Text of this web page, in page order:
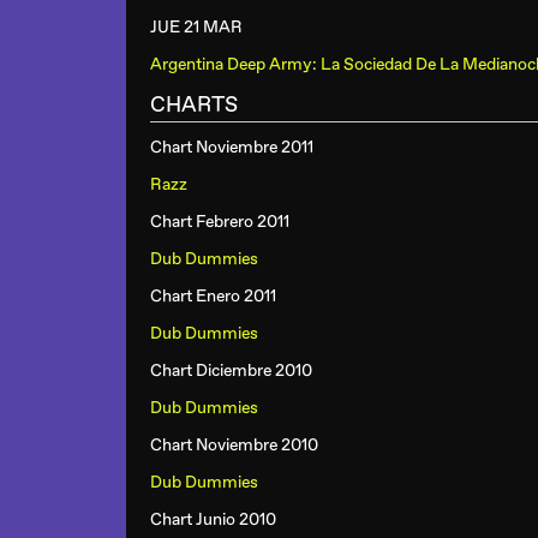
JUE 21 MAR
Argentina Deep Army: La Sociedad De La
CHARTS
Chart Noviembre 2011
Razz
Chart Febrero 2011
Dub Dummies
Chart Enero 2011
Dub Dummies
Chart Diciembre 2010
Dub Dummies
Chart Noviembre 2010
Dub Dummies
Chart Junio 2010